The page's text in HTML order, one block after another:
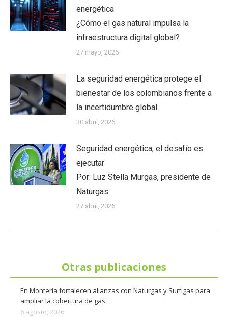
energética
¿Cómo el gas natural impulsa la
infraestructura digital global?
27 mayo, 2026
La seguridad energética protege el
bienestar de los colombianos frente a
la incertidumbre global
30 abril, 2026
Seguridad energética, el desafío es
ejecutar
Por: Luz Stella Murgas, presidente de
Naturgas
27 abril, 2026
Otras publicaciones
En Montería fortalecen alianzas con Naturgas y Surtigas para
ampliar la cobertura de gas
6 agosto, 2026